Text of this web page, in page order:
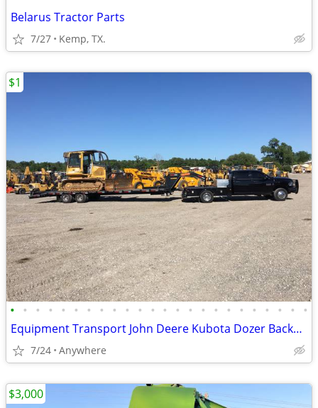
Belarus Tractor Parts
7/27 Kemp, TX.
• • • • • • • • • • • • • • • • • • • • • • • •
Equipment Transport John Deere Kubota Dozer Backhoe Skidsteer Tractor Haul Move
7/24 Anywhere
$1
$3,000